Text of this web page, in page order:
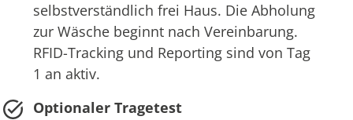
selbstverständlich frei Haus. Die Abholung
zur Wäsche beginnt nach Vereinbarung.
RFID-Tracking und Reporting sind von Tag
1 an aktiv.
Optionaler Tragetest